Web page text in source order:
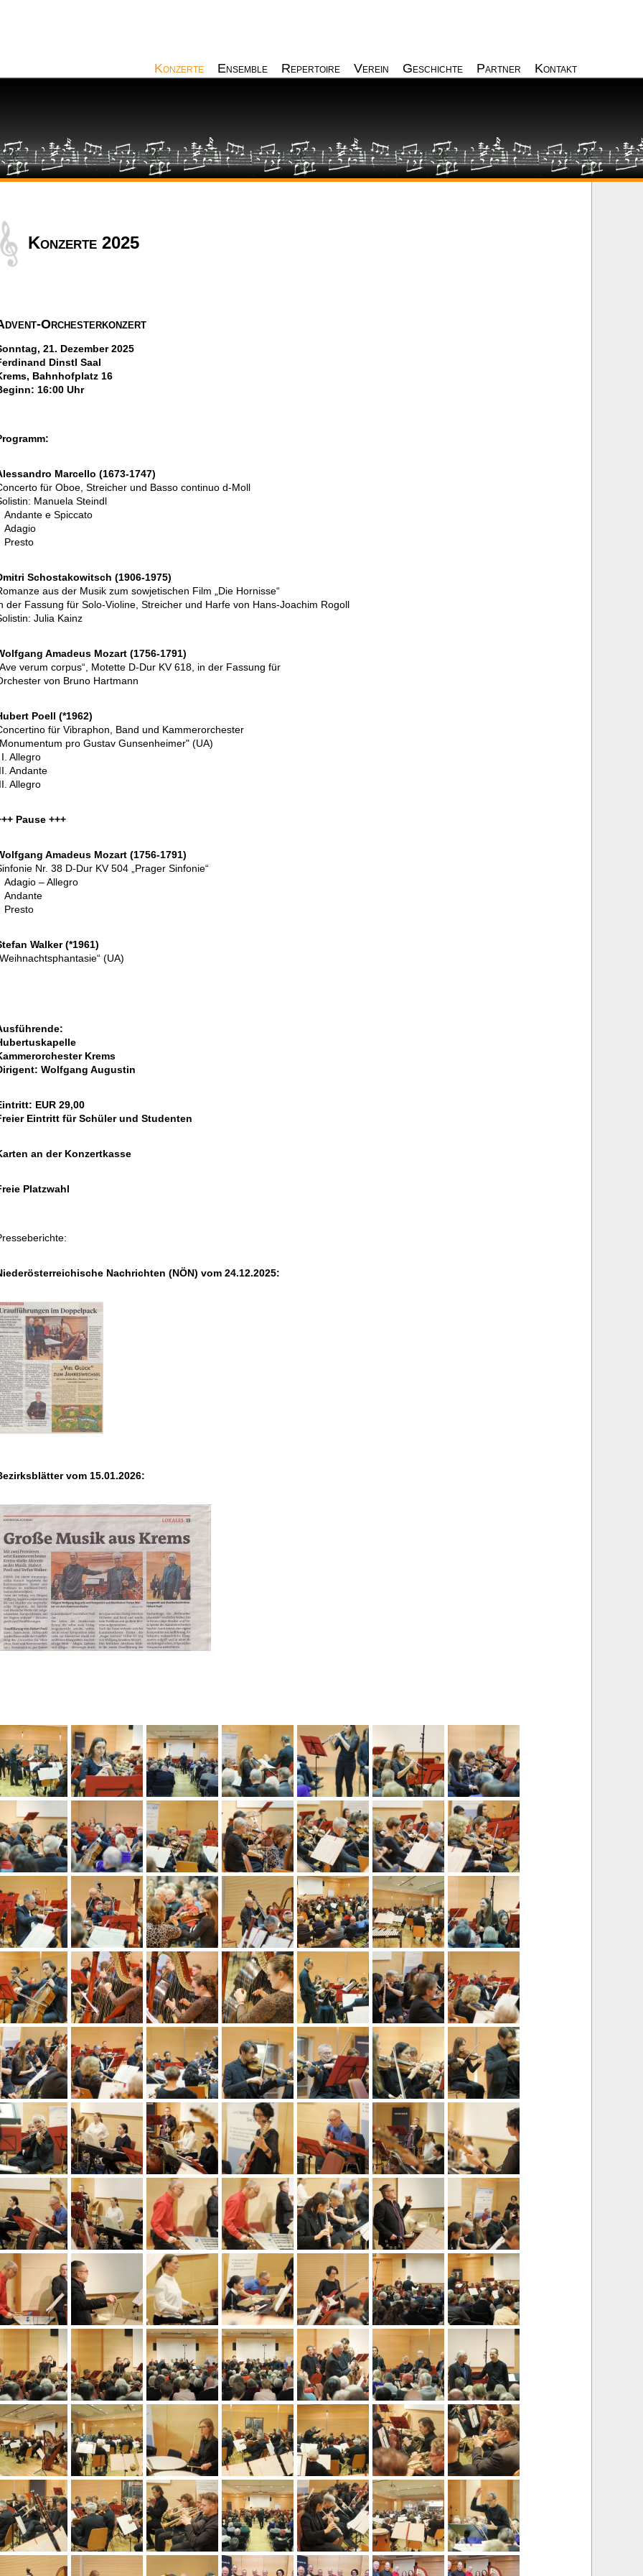
Konzerte Ensemble Repertoire Verein Geschichte Partner Kontakt
Konzerte 2025
Orchesterkonzert
21. Dezember 2025
Dinstl Saal
Bahnhofplatz 16
16:00 Uhr
Marcello (1673-1747)
für Oboe, Streicher und Basso continuo d-Moll
Manuela Steindl
e Spiccato
Schostakowitsch (1906-1975)
aus der Musik zum sowjetischen Film „Die Hornisse“
der Fassung für Solo-Violine, Streicher und Harfe von Hans-Joachim Rogoll
Julia Kainz
Amadeus Mozart (1756-1791)
verum corpus“, Motette D-Dur KV 618, in der Fassung für
von Bruno Hartmann
Poell (*1962)
für Vibraphon, Band und Kammerorchester
pro Gustav Gunsenheimer" (UA)
Allegro
Andante
Allegro
Pause +++
Amadeus Mozart (1756-1791)
Nr. 38 D-Dur KV 504 „Prager Sinfonie“
– Allegro
Walker (*1961)
(UA)
Krems
Wolfgang Augustin
EUR 29,00
Eintritt für Schüler und Studenten
an der Konzertkasse
Platzwahl
Nachrichten (NÖN) vom 24.12.2025:
vom 15.01.2026: